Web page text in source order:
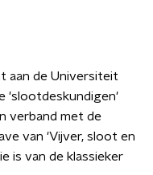
aan de Universiteit
'slootdeskundigen'
verband met de
van 'Vijver, sloot en
is van de klassieker